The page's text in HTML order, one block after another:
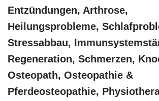
Entzündungen, Arthrose,
Heilungsprobleme,
Stressabbau,
Regeneration, Schmerzen,
Osteopath, Osteopathie &
Pferdeosteopathie,